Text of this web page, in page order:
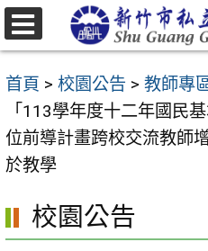
跳
至
要
容
區
首頁 > 校園公告 > 教師專
「113學年度十二年國民
位前導計畫跨校交流教師
於教學
校園公告
選
單